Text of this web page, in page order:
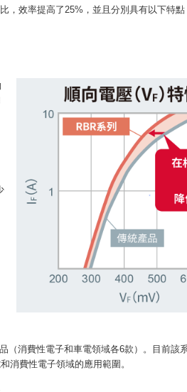
，效率提高了25%，並且分別具有以下特點
消費性電子和車電領域各6款）。目前該
消費性電子領域的應用範圍。